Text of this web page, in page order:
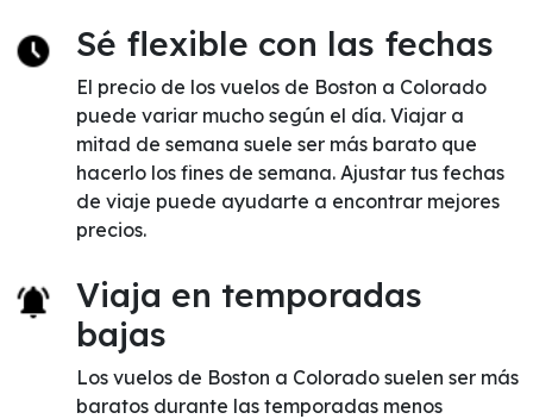
Sé flexible con las fechas
El precio de los vuelos de Boston a Colorado
puede variar mucho según el día. Viajar a
mitad de semana suele ser más barato que
hacerlo los fines de semana. Ajustar tus fechas
de viaje puede ayudarte a encontrar mejores
precios.
Viaja en temporadas
bajas
Los vuelos de Boston a Colorado suelen ser más
baratos durante las temporadas menos